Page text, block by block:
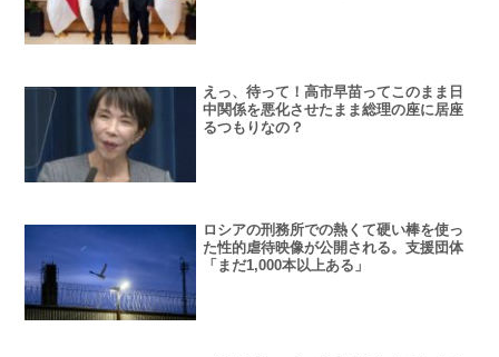
えっ、待って！高市早苗ってこのまま日
中関係を悪化させたまま総理の座に居座
るつもりなの？
ロシアの刑務所での熱くて硬い棒を使っ
た性的虐待映像が公開される。支援団体
「まだ1,000本以上ある」